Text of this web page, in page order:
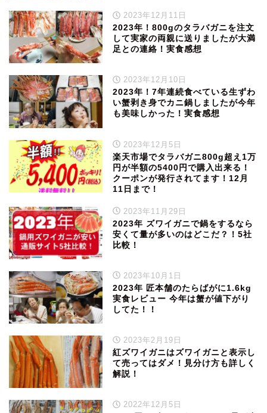
2023年12月11日
2023年！800gのタラバガニを注文
して実家の両親に送りましたが大満
足との連絡！実食感想
2023年12月10日
2023年！7年連続食べている生ずわ
い蟹剥き身でカニ鍋しましたが今年
も美味しかった！実食感想
2023年12月5日
楽天市場でタラバガニ800g超え1万
円が半額の5400円で購入出来る！
クーポンが発行されてます！12月
11日まで！
2023年11月29日
2023年 ズワイガニで鍋をするなら
安くて量が多いのはどこだ？！5社
比較！
2023年10月1日
2023年 匠本舗のたらばがに1.6kg
実食レビュー 今年は蟹が値下がり
してた！！
2023年2月19日
紅ズワイガニはズワイガニと表示し
て売ってはダメ！見分け方も詳しく
解説！
2022年12月5日